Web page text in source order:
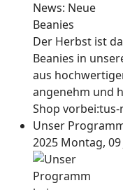
Der Herbst ist
Beanies in
aus
angenehm und
Shop
Unser
2025 Montag, 09